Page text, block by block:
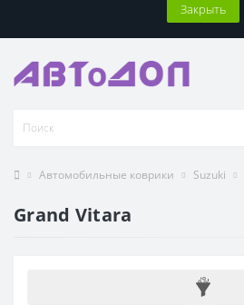
Закрыть
Автомобильные коврики Suzuki
Grand Vitara